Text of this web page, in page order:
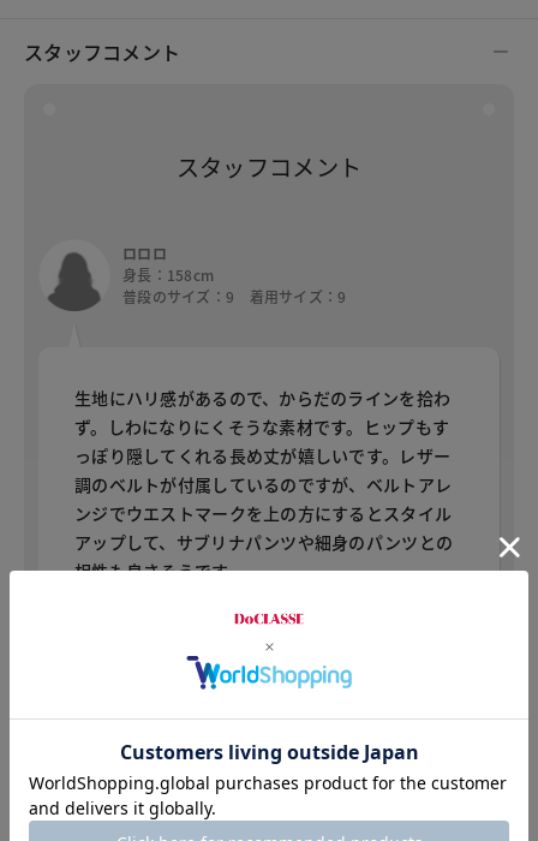
スタッフコメント
スタッフコメント
ロロロ
身長：158cm
普段のサイズ：9 着用サイズ：9
生地にハリ感があるので、からだのラインを拾わ
ず。しわになりにくそうな素材です。ヒップもす
っぽり隠してくれる長め丈が嬉しいです。レザー
調のベルトが付属しているのですが、ベルトアレ
ンジでウエストマークを上の方にするとスタイル
アップして、サブリナパンツや細身のパンツとの
相性も良さそうです。
普段のサイズ：9 着用サイズ：9
ハリのあるリネン混生地で高見えします。適度な